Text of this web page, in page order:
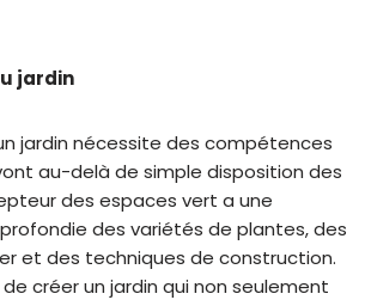
jardin
jardin nécessite des compétences
au-delà de simple disposition des
des espaces vert a une
des variétés de plantes, des
et des techniques de construction.
créer un jardin qui non seulement